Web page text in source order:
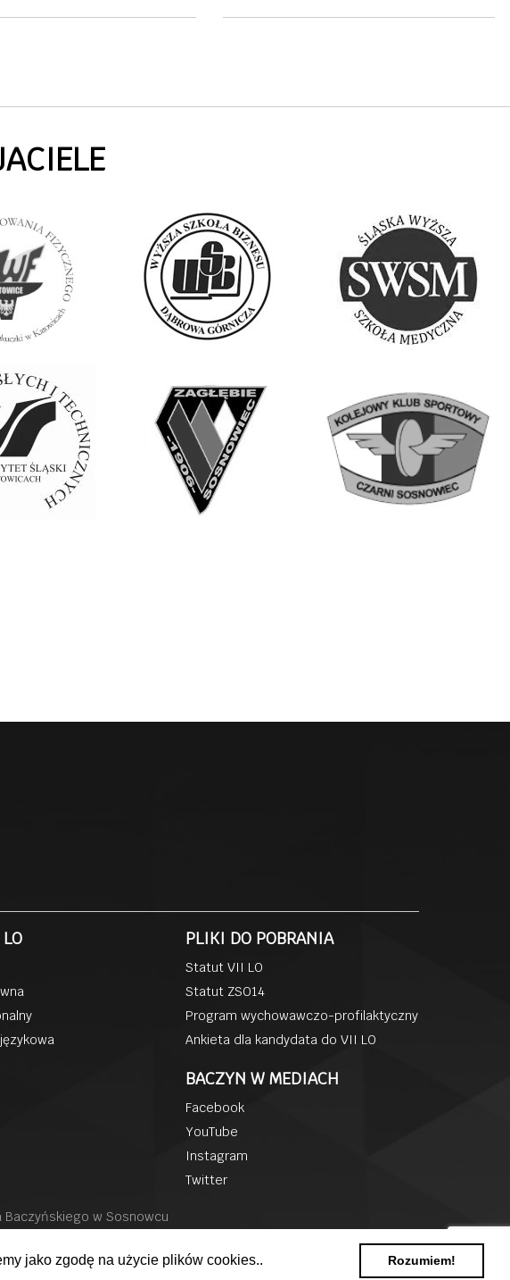
jako zgodę na użycie plików cookies.. Rozumiem!
PLIKI DO POBRANIA
Statut VII LO
Statut ZSO14
Program wychowawczo-profilaktyczny
Ankieta dla kandydata do VII LO
BACZYN W MEDIACH
Facebook
YouTube
Instagram
Twitter
Baczyńskiego w Sosnowcu